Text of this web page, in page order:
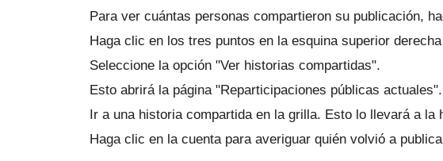
Para ver cuántas personas compartieron su publicación,
Haga clic en los tres puntos en la esquina superior
Seleccione la opción "Ver historias compartidas".
Esto abrirá la página "Reparticipaciones públicas actuales".
Ir a una historia compartida en la grilla. Esto lo llevará a la
Haga clic en la cuenta para averiguar quién volvió a